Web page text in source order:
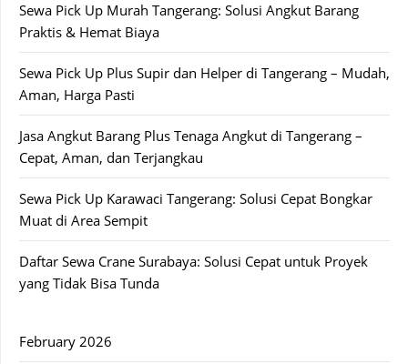
Sewa Pick Up Murah Tangerang: Solusi Angkut Barang
Praktis & Hemat Biaya
Sewa Pick Up Plus Supir dan Helper di Tangerang – Mudah,
Aman, Harga Pasti
Jasa Angkut Barang Plus Tenaga Angkut di Tangerang –
Cepat, Aman, dan Terjangkau
Sewa Pick Up Karawaci Tangerang: Solusi Cepat Bongkar
Muat di Area Sempit
Daftar Sewa Crane Surabaya: Solusi Cepat untuk Proyek
yang Tidak Bisa Tunda
February 2026